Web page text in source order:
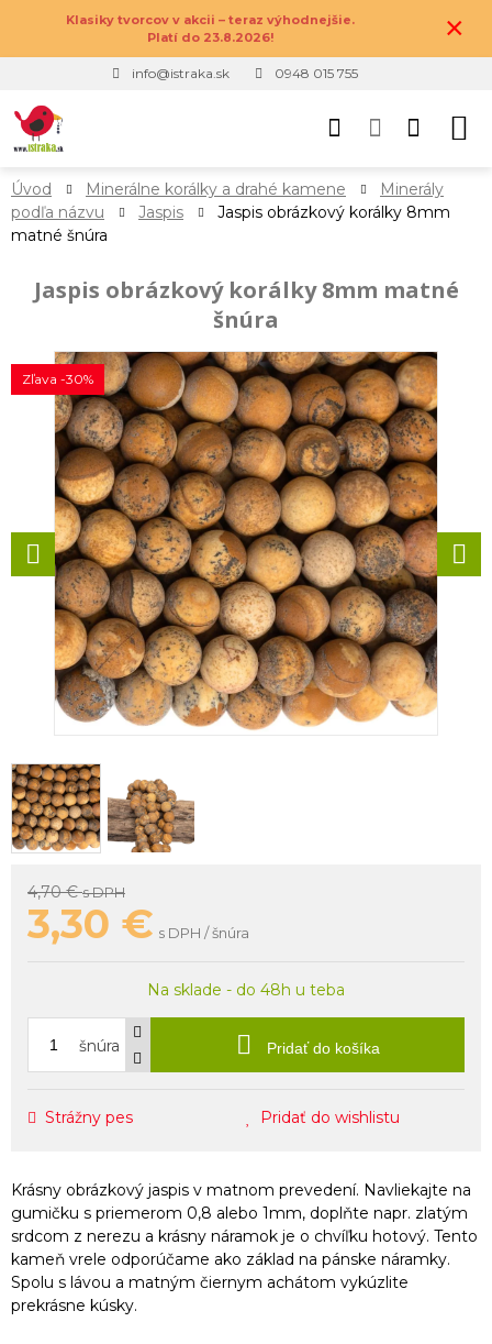
Klasiky tvorcov v akcii – teraz výhodnejšie.
Platí do 23.8.2026!
×
info@istraka.sk 0948 015 755
Úvod Minerálne korálky a drahé kamene
Minerály
podľa názvu
Jaspis
Jaspis obrázkový korálky 8mm
matné šnúra
Jaspis obrázkový korálky 8mm matné
šnúra
Zľava -30%
4,70 €s DPH
3,30 € s DPH / šnúra
Na sklade - do 48h u teba
šnúra Pridať do košíka
Strážny pes Pridať do wishlistu
Krásny obrázkový jaspis v matnom prevedení. Navliekajte na
gumičku s priemerom 0,8 alebo 1mm, doplňte napr. zlatým
srdcom z nerezu a krásny náramok je o chvíľku hotový. Tento
kameň vrele odporúčame ako základ na pánske náramky.
Spolu s lávou a matným čiernym achátom vykúzlite
prekrásne kúsky.